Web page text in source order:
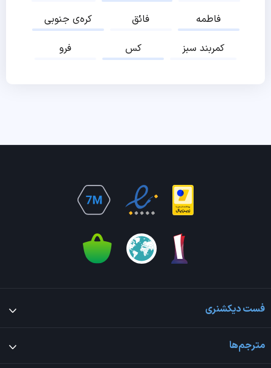
کره‌ی جنوبی
فائق
فاطمه
فرو
کس کمربند سبز
فست دیکشنری
مترجم‌ها